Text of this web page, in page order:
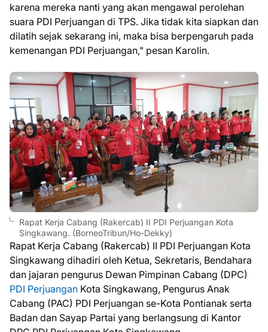
karena mereka nanti yang akan mengawal perolehan
suara PDI Perjuangan di TPS. Jika tidak kita siapkan dan
dilatih sejak sekarang ini, maka bisa berpengaruh pada
kemenangan PDI Perjuangan," pesan Karolin.
Rapat Kerja Cabang (Rakercab) II PDI Perjuangan Kota
Singkawang. (BorneoTribun/Ho-Dekky)
Rapat Kerja Cabang (Rakercab) II PDI Perjuangan Kota
Singkawang dihadiri oleh Ketua, Sekretaris, Bendahara
dan jajaran pengurus Dewan Pimpinan Cabang (DPC)
PDI Perjuangan Kota Singkawang, Pengurus Anak
Cabang (PAC) PDI Perjuangan se-Kota Pontianak serta
Badan dan Sayap Partai yang berlangsung di Kantor